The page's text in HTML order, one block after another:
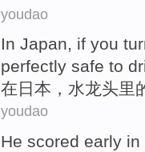
youdao
In Japan, if you
perfectly safe to
在 日本 ， 水龙头里
youdao
He scored early in